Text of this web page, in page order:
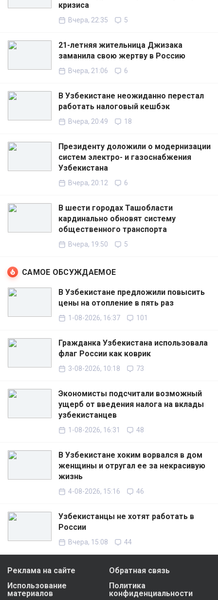
кризиса
Вчера, 22:35 5
21-летняя жительница Джизака
заманила свою жертву в Россию
Вчера, 21:06 6
В Узбекистане неожиданно перестал
работать налоговый кешбэк
Вчера, 20:49 18
Президенту доложили о модернизации
систем электро- и газоснабжения
Узбекистана
Вчера, 20:12 6
В шести городах Ташобласти
кардинально обновят систему
общественного транспорта
Вчера, 19:50 5
САМОЕ ОБСУЖДАЕМОЕ
В Узбекистане предложили повысить
цены на отопление в пять раз
1-08-2026, 16:37 101
Гражданка Узбекистана использовала
флаг России как коврик
3-08-2026, 10:18 73
Экономисты подсчитали возможный
ущерб от введения налога на вклады
узбекистанцев
1-08-2026, 16:31 48
В Узбекистане хоким ворвался в дом
женщины и отругал ее за некрасивую
жизнь
4-08-2026, 15:16 46
Узбекистанцы не хотят работать в
России
Вчера, 15:08 44
Реклама на сайте
Обратная связь
Использование
материалов
Политика
конфиденциальности